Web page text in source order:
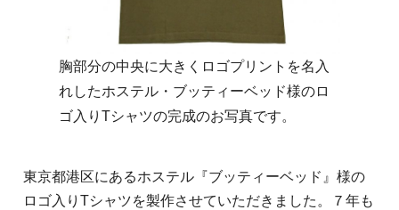
胸部分の中央に大きくロゴプリントを名入
れしたホステル・ブッティーベッド様のロ
ゴ入りTシャツの完成のお写真です。
東京都港区にあるホステル『ブッティーベッド』様の
ロゴ入りTシャツを製作させていただきました。７年も